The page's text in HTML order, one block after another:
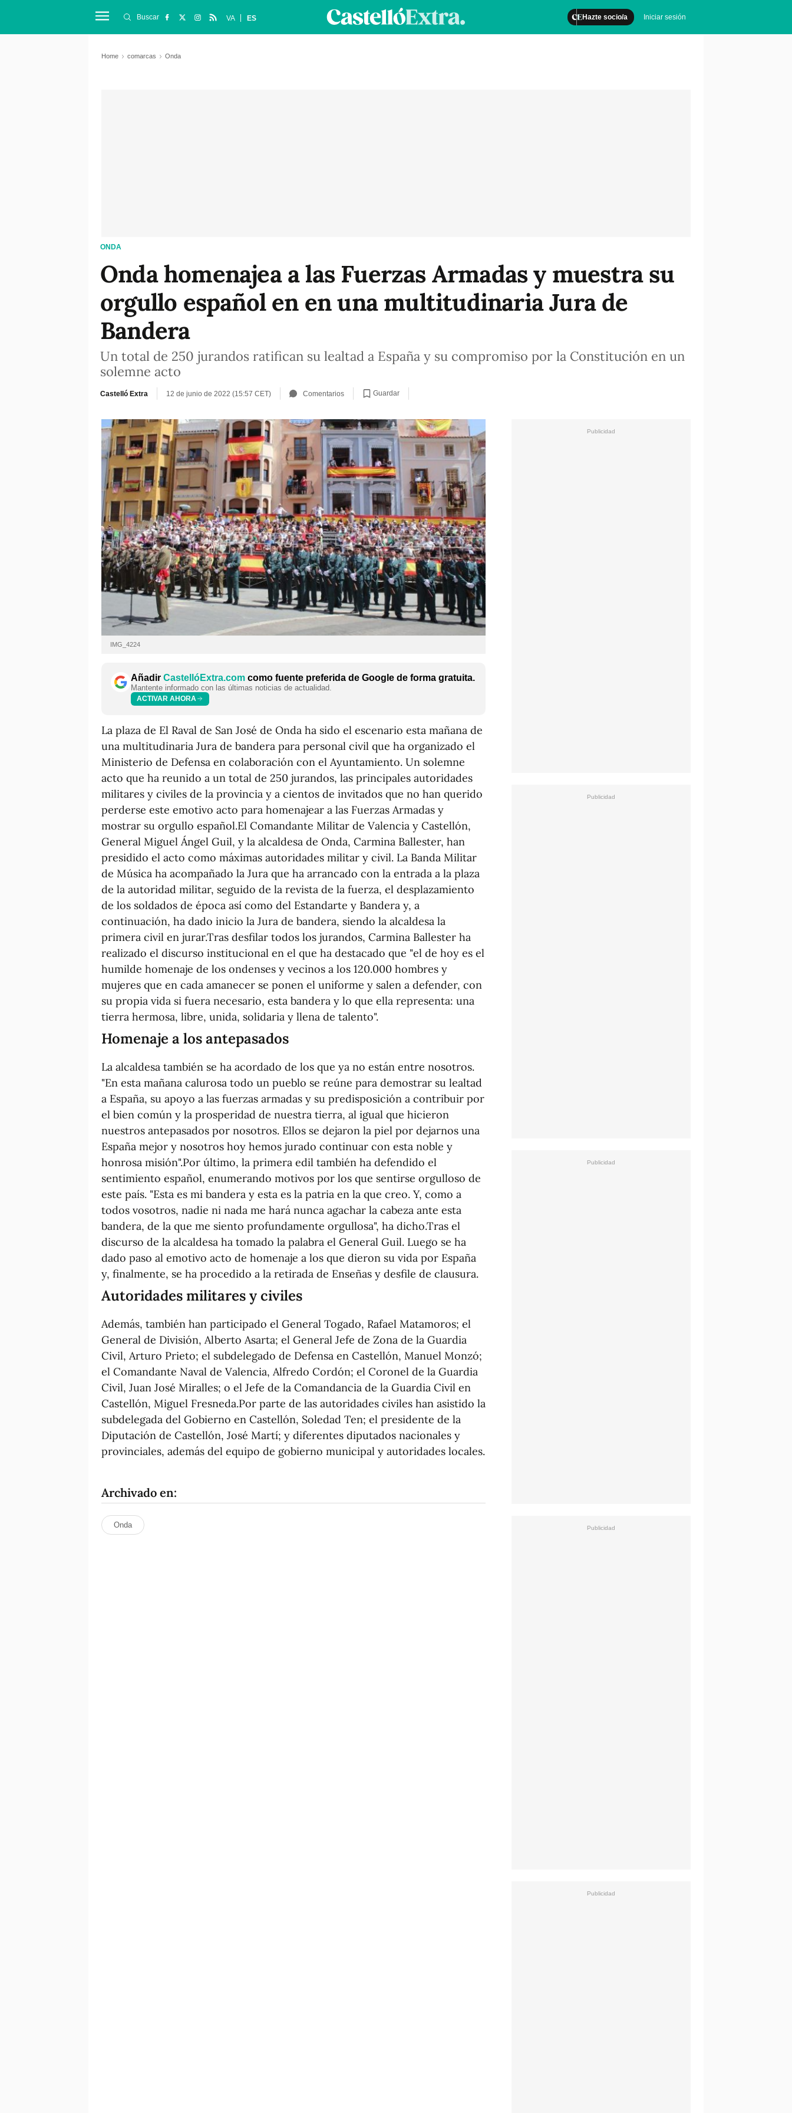
Hazte socio/a Iniciar sesión
Buscar VA ES
Home comarcas Onda
ONDA
Onda homenajea a las Fuerzas Armadas y muestra su
orgullo español en en una multitudinaria Jura de
Bandera
Un total de 250 jurandos ratifican su lealtad a España y su compromiso por la Constitución en un
solemne acto
Castelló Extra 12 de junio de 2022 (15:57 CET) Comentarios Guardar
IMG_4224
Añadir CastellóExtra.com como fuente preferida de Google de forma gratuita.
Mantente informado con las últimas noticias de actualidad.
ACTIVAR AHORA
La plaza de El Raval de San José de Onda ha sido el escenario esta mañana de
una multitudinaria Jura de bandera para personal civil que ha organizado el
Ministerio de Defensa en colaboración con el Ayuntamiento. Un solemne
acto que ha reunido a un total de 250 jurandos, las principales autoridades
militares y civiles de la provincia y a cientos de invitados que no han querido
perderse este emotivo acto para homenajear a las Fuerzas Armadas y
mostrar su orgullo español.El Comandante Militar de Valencia y Castellón,
General Miguel Ángel Guil, y la alcaldesa de Onda, Carmina Ballester, han
presidido el acto como máximas autoridades militar y civil. La Banda Militar
de Música ha acompañado la Jura que ha arrancado con la entrada a la plaza
de la autoridad militar, seguido de la revista de la fuerza, el desplazamiento
de los soldados de época así como del Estandarte y Bandera y, a
continuación, ha dado inicio la Jura de bandera, siendo la alcaldesa la
primera civil en jurar.Tras desfilar todos los jurandos, Carmina Ballester ha
realizado el discurso institucional en el que ha destacado que "el de hoy es el
humilde homenaje de los ondenses y vecinos a los 120.000 hombres y
mujeres que en cada amanecer se ponen el uniforme y salen a defender, con
su propia vida si fuera necesario, esta bandera y lo que ella representa: una
tierra hermosa, libre, unida, solidaria y llena de talento".
Homenaje a los antepasados
La alcaldesa también se ha acordado de los que ya no están entre nosotros.
"En esta mañana calurosa todo un pueblo se reúne para demostrar su lealtad
a España, su apoyo a las fuerzas armadas y su predisposición a contribuir por
el bien común y la prosperidad de nuestra tierra, al igual que hicieron
nuestros antepasados por nosotros. Ellos se dejaron la piel por dejarnos una
España mejor y nosotros hoy hemos jurado continuar con esta noble y
honrosa misión".Por último, la primera edil también ha defendido el
sentimiento español, enumerando motivos por los que sentirse orgulloso de
este país. "Esta es mi bandera y esta es la patria en la que creo. Y, como a
todos vosotros, nadie ni nada me hará nunca agachar la cabeza ante esta
bandera, de la que me siento profundamente orgullosa", ha dicho.Tras el
discurso de la alcaldesa ha tomado la palabra el General Guil. Luego se ha
dado paso al emotivo acto de homenaje a los que dieron su vida por España
y, finalmente, se ha procedido a la retirada de Enseñas y desfile de clausura.
Autoridades militares y civiles
Además, también han participado el General Togado, Rafael Matamoros; el
General de División, Alberto Asarta; el General Jefe de Zona de la Guardia
Civil, Arturo Prieto; el subdelegado de Defensa en Castellón, Manuel Monzó;
el Comandante Naval de Valencia, Alfredo Cordón; el Coronel de la Guardia
Civil, Juan José Miralles; o el Jefe de la Comandancia de la Guardia Civil en
Castellón, Miguel Fresneda.Por parte de las autoridades civiles han asistido la
subdelegada del Gobierno en Castellón, Soledad Ten; el presidente de la
Diputación de Castellón, José Martí; y diferentes diputados nacionales y
provinciales, además del equipo de gobierno municipal y autoridades locales.
Archivado en:
Onda